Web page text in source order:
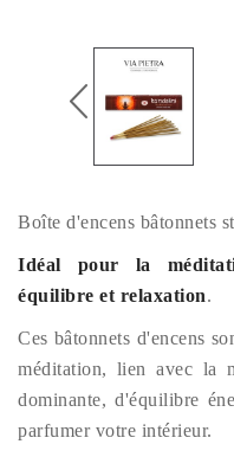
Boîte d'encens bâtonnets
Idéal pour la
équilibre et relaxation.
Ces bâtonnets d'encens
méditation, lien avec la
dominante, d'équilibre
parfumer votre intérieur.